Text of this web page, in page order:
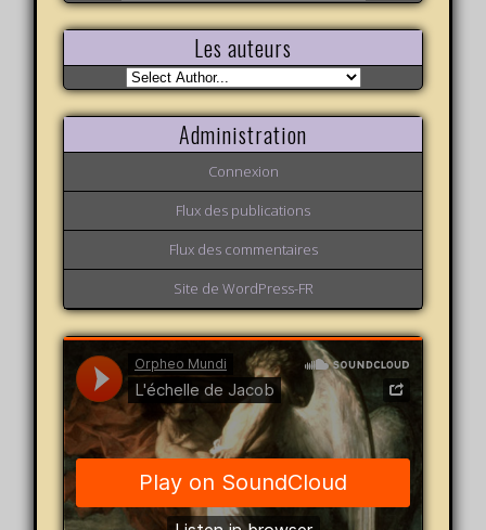
variations
Les auteurs
Administration
Connexion
Flux des publications
Flux des commentaires
Site de WordPress-FR